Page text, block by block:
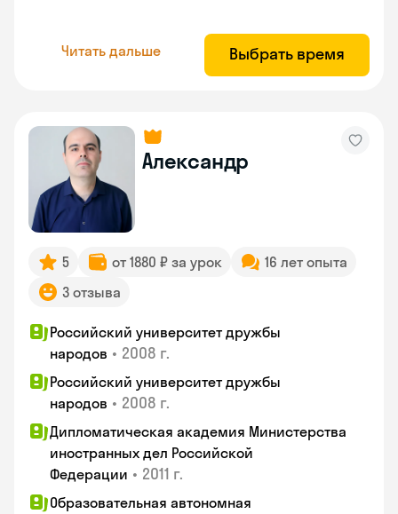
Читать дальше Выбрать время
Александр
5 от 1880 ₽ за урок
16 лет опыта
3 отзыва
Российский университет дружбы
народов • 2008 г.
Российский университет дружбы
народов • 2008 г.
Дипломатическая академия Министерства
иностранных дел Российской
Федерации • 2011 г.
Образовательная автономная